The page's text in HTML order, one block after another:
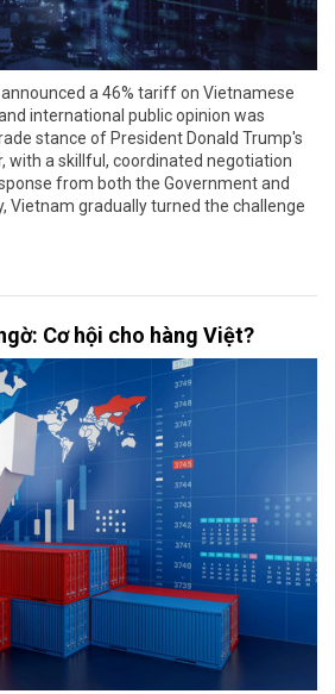
a 46% tariff on Vietnamese
international public opinion was
stance of President Donald Trump's
with a skillful, coordinated negotiation
from both the Government and
Vietnam gradually turned the challenge
Cơ hội cho hàng Việt?